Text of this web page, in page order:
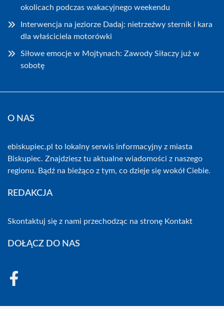
okolicach podczas wakacyjnego weekendu
Interwencja na jeziorze Dadaj: nietrzeźwy sternik i kara
dla właściciela motorówki
Siłowe emocje w Mojtynach: Zawody Siłaczy już w
sobotę
O NAS
ebiskupiec.pl to lokalny serwis informacyjny z miasta
Biskupiec. Znajdziesz tu aktualne wiadomości z naszego
regionu. Bądź na bieżąco z tym, co dzieje się wokół Ciebie.
REDAKCJA
Skontaktuj się z nami przechodząc na stronę Kontakt
DOŁĄCZ DO NAS